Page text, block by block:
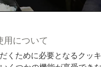
用について
くために必要となるクッ